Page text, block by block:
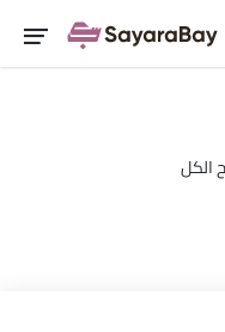
الكل